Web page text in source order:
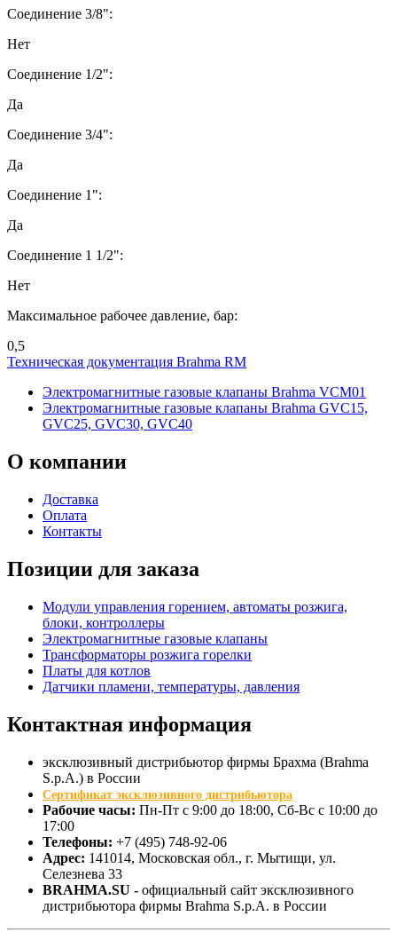
Соединение 3/8":
Нет
Соединение 1/2":
Да
Соединение 3/4":
Да
Соединение 1":
Да
Соединение 1 1/2":
Нет
Максимальное рабочее давление, бар:
0,5
Техническая документация Brahma RM
Электромагнитные газовые клапаны Brahma VCM01
Электромагнитные газовые клапаны Brahma GVC15,
GVC25, GVC30, GVC40
О компании
Доставка
Оплата
Контакты
Позиции для заказа
Модули управления горением, автоматы розжига,
блоки, контроллеры
Электромагнитные газовые клапаны
Трансформаторы розжига горелки
Платы для котлов
Датчики пламени, температуры, давления
Контактная информация
эксклюзивный дистрибьютор фирмы Брахма (Brahma
S.p.A.) в России
Сертификат эксклюзивного дистрибьютора
Рабочие часы: Пн-Пт с 9:00 до 18:00, Сб-Вс с 10:00 до
17:00
Телефоны: +7 (495) 748-92-06
Адрес: 141014, Московская обл., г. Мытищи, ул.
Селезнева 33
BRAHMA.SU - официальный сайт эксклюзивного
дистрибьютора фирмы Brahma S.p.A. в России